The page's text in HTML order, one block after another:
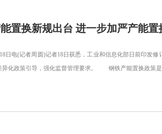
置换新规出台 进一步加严产能置
电(记者周圆)记者18日获悉，工业和信息化部日前印发修
异化政策引导，强化监督管理要求。 钢铁产能置换政策